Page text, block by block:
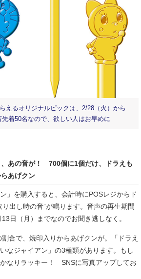
えるオリジナルピックは、2/28（火）から
着50名なので、欲しい人はお早めに
あの音が！ 700個に1個だけ、ドラえも
あげクン
」を購入すると、会計時にPOSレジからド
出し時の音”が鳴ります。音声の再生期間
日（月）までなのでお聞き逃しなく。
合で、焼印入りからあげクンが。「ドラえ
なジャイアン」の3種類があります。もし
なりラッキー！ SNSに写真アップしてお